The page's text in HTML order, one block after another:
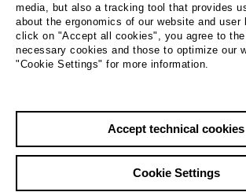
Music, Theatre
media, but also a tracking tool that provides
about the ergonomics of our website and user
click on "Accept all cookies", you agree to
necessary cookies and those to optimize our
"Cookie Settings" for more information.
Accept technical cookies
Cookie Settings